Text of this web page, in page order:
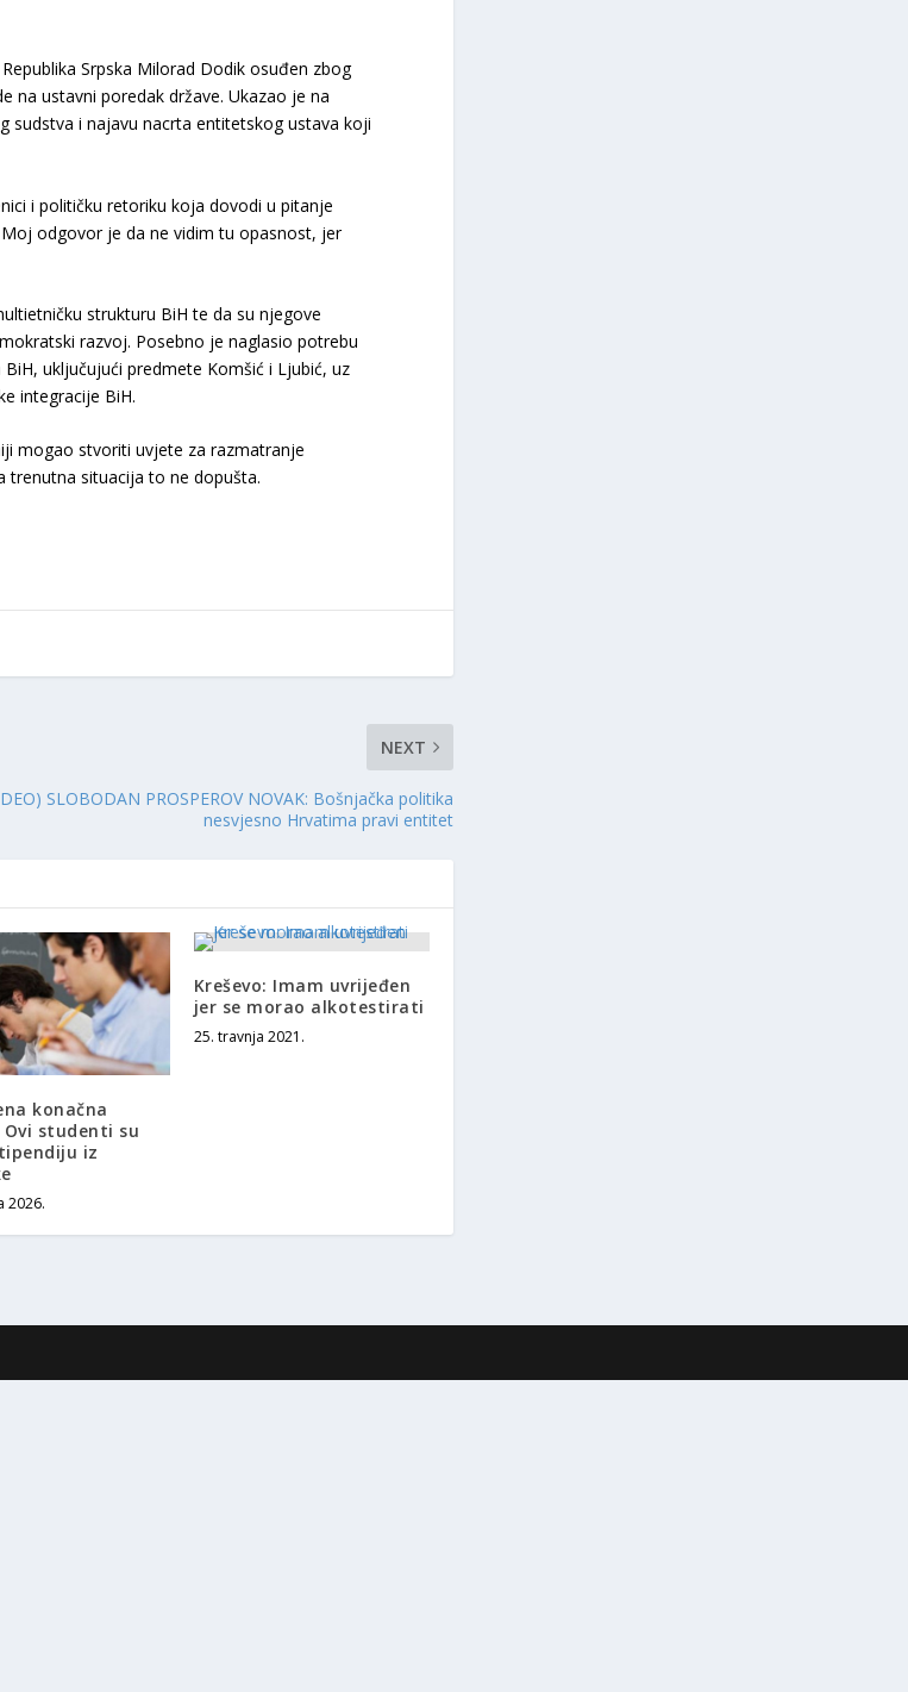
Srpska Milorad Dodik osuđen zbog
na ustavni poredak države. Ukazao je na
sudstva i najavu nacrta entitetskog ustava koji
i političku retoriku koja dovodi u pitanje
odgovor je da ne vidim tu opasnost, jer
strukturu BiH te da su njegove
razvoj. Posebno je naglasio potrebu
uključujući predmete Komšić i Ljubić, uz
integracije BiH.
mogao stvoriti uvjete za razmatranje
trenutna situacija to ne dopušta.
NEXT
SLOBODAN PROSPEROV NOVAK: Bošnjačka politika
nesvjesno Hrvatima pravi entitet
konačna
studenti su
iz
2026.
Kreševo: Imam uvrijeđen
jer se morao alkotestirati
25. travnja 2021.